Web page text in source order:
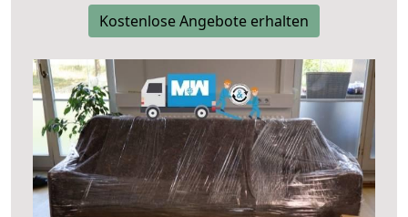
Kostenlose Angebote erhalten